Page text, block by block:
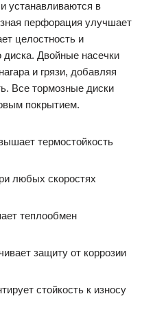
устанавливаются в
перфорация улучшает
целостность и
диска. Двойные насечки
и грязи, добавляя
Все тормозные диски
покрытием.
термостойкость
любых скоростях
теплообмен
защиту от коррозии
стойкость к износу